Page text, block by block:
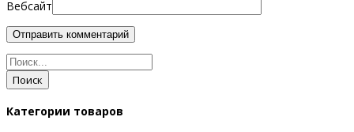
Вебсайт
Поиск
Категории товаров